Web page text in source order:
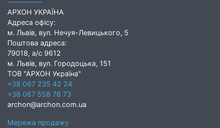
АРХОН УКРАЇНА
Адреса офісу:
м. Львів, вул. Нечуя-Левицького, 5
Поштова адреса:
79018, а/с 9612
м. Львів, вул. Городоцька, 151
ТОВ "АРХОН Україна"
+38 067 235 42 24
+38 067 558 76 73
archon@archon.com.ua
Мережа продажу